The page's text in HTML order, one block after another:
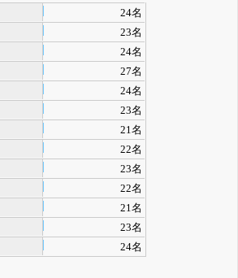
24名
23名
24名
27名
24名
23名
21名
22名
23名
22名
21名
23名
24名